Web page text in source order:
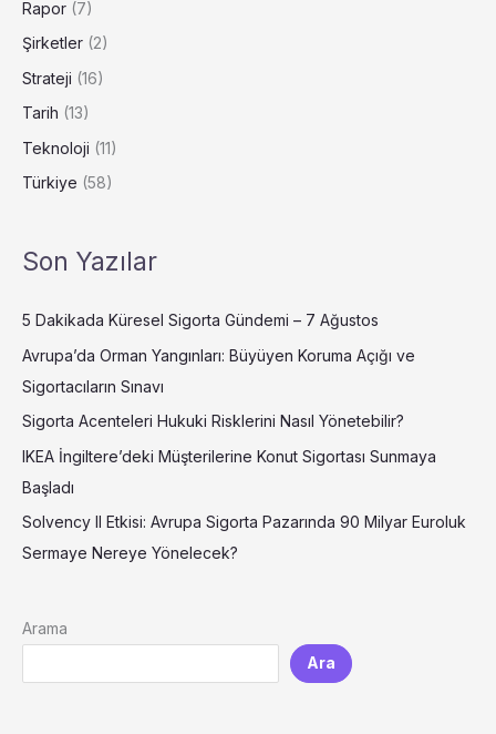
Rapor (7)
Şirketler (2)
Strateji (16)
Tarih (13)
Teknoloji (11)
Türkiye (58)
Son Yazılar
5 Dakikada Küresel Sigorta Gündemi – 7 Ağustos
Avrupa’da Orman Yangınları: Büyüyen Koruma Açığı ve
Sigortacıların Sınavı
Sigorta Acenteleri Hukuki Risklerini Nasıl Yönetebilir?
IKEA İngiltere’deki Müşterilerine Konut Sigortası Sunmaya
Başladı
Solvency II Etkisi: Avrupa Sigorta Pazarında 90 Milyar Euroluk
Sermaye Nereye Yönelecek?
Arama
Ara